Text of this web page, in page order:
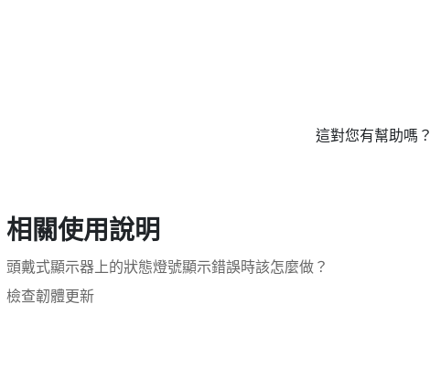
這對您有幫助嗎？
相關使用說明
頭戴式顯示器上的狀態燈號顯示錯誤時該怎麼做？
檢查韌體更新